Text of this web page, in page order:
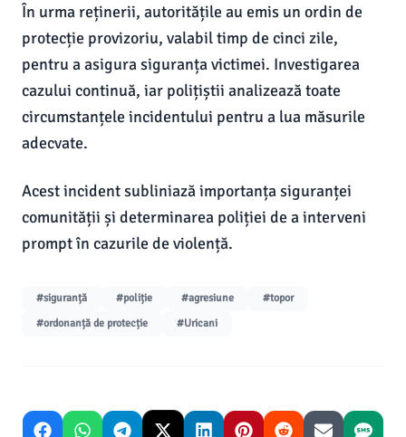
În urma reținerii, autoritățile au emis un ordin de
protecție provizoriu, valabil timp de cinci zile,
pentru a asigura siguranța victimei. Investigarea
cazului continuă, iar polițiștii analizează toate
circumstanțele incidentului pentru a lua măsurile
adecvate.
Acest incident subliniază importanța siguranței
comunității și determinarea poliției de a interveni
prompt în cazurile de violență.
#siguranță #poliție #agresiune
#topor
#ordonanță de protecție
#Uricani